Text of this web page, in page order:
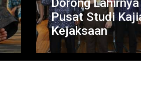
Kesehatan
Perempuan
melalui